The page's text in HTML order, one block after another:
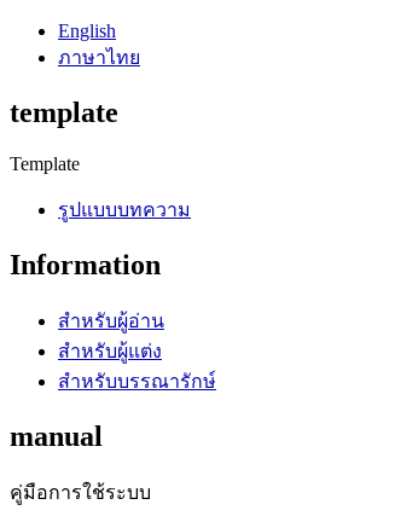
English
ภาษาไทย
template
Template
รูปแบบบทความ
Information
สำหรับผู้อ่าน
สำหรับผู้แต่ง
สำหรับบรรณารักษ์
manual
คู่มือการใช้ระบบ